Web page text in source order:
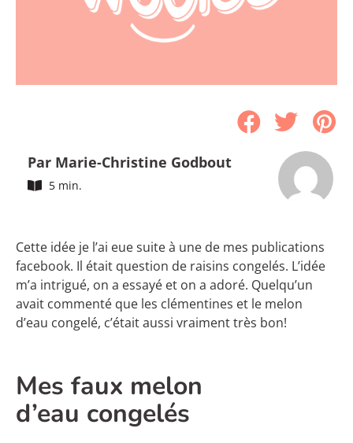
Par Marie-Christine Godbout
5 min.
Cette idée je l’ai eue suite à une de mes publications
facebook. Il était question de raisins congelés. L’idée
m’a intrigué, on a essayé et on a adoré. Quelqu’un
avait commenté que les clémentines et le melon
d’eau congelé, c’était aussi vraiment très bon!
Mes faux melon
d’eau congelés